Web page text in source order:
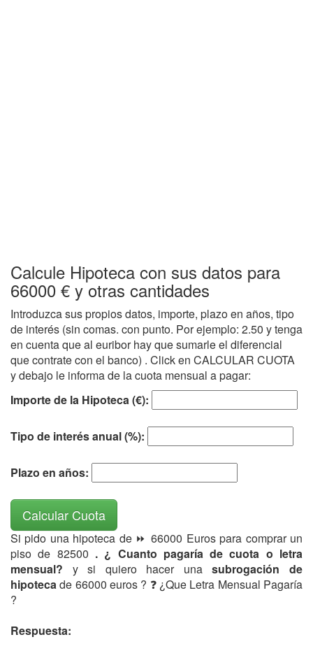
Calcule Hipoteca con sus datos para
66000 € y otras cantidades
Introduzca sus propios datos, importe, plazo en años, tipo
de interés (sin comas. con punto. Por ejemplo: 2.50 y tenga
en cuenta que al euribor hay que sumarle el diferencial
que contrate con el banco) . Click en CALCULAR CUOTA
y debajo le informa de la cuota mensual a pagar:
Importe de la Hipoteca (€):
Tipo de interés anual (%):
Plazo en años:
Calcular Cuota
Si pido una hipoteca de ⏩ 66000 Euros para comprar un
piso de 82500 . ¿ Cuanto pagaría de cuota o letra
mensual? y si quiero hacer unasubrogación de
hipotecade 66000 euros ? ❓ ¿Que Letra Mensual Pagaría
?
Respuesta: